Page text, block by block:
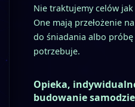
Nie traktujemy celów jak
One mają przełożenie
do śniadania albo
potrzebuje.
Opieka,
budowanie